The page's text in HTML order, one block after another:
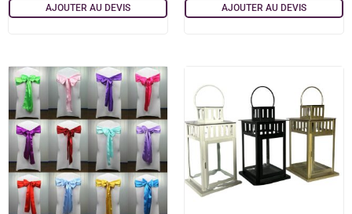
AJOUTER AU DEVIS AJOUTER AU DEVIS